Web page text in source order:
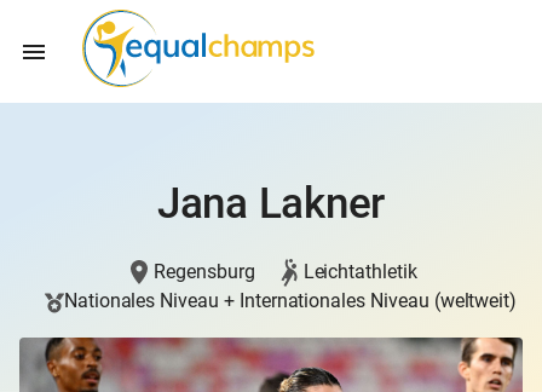
Jana Lakner
Regensburg
Leichtathletik
Nationales Niveau + Internationales Niveau (weltweit)